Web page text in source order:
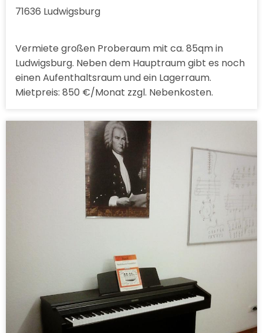
71636 Ludwigsburg
Vermiete großen Proberaum mit ca. 85qm in
Ludwigsburg. Neben dem Hauptraum gibt es noch
einen Aufenthaltsraum und ein Lagerraum.
Mietpreis: 850 €/Monat zzgl. Nebenkosten.